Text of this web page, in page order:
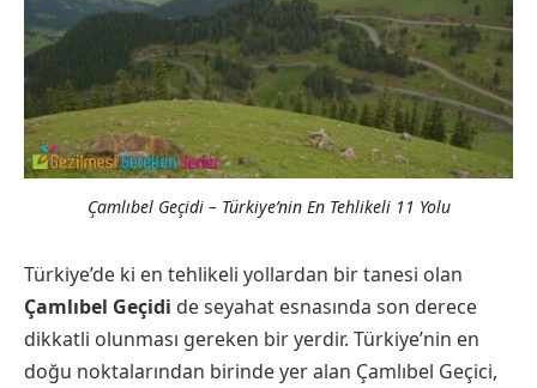
Çamlıbel Geçidi – Türkiye’nin En Tehlikeli 11 Yolu
Türkiye’de ki en tehlikeli yollardan bir tanesi olan
Çamlıbel Geçidi de seyahat esnasında son derece
dikkatli olunması gereken bir yerdir. Türkiye’nin en
doğu noktalarından birinde yer alan Çamlıbel Geçici,